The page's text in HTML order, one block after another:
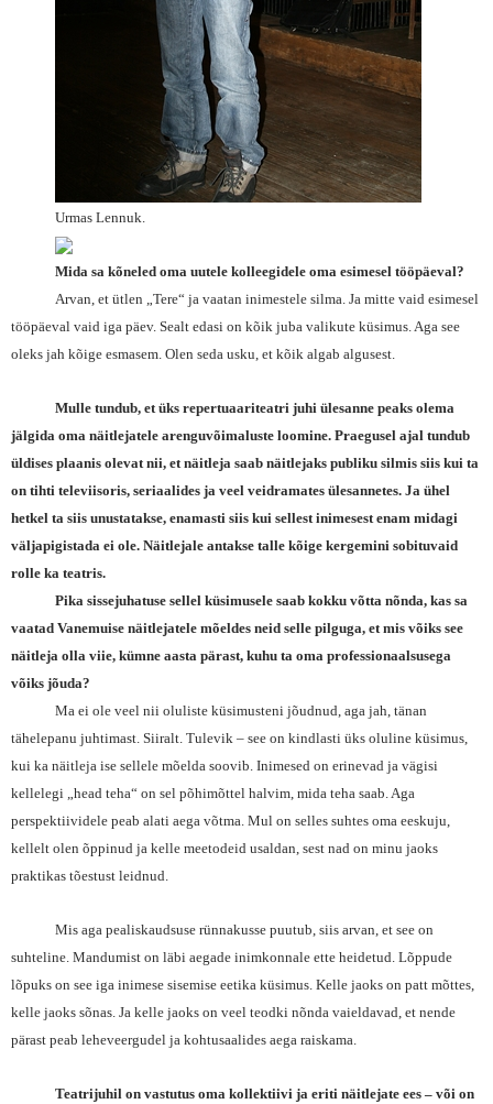
Urmas Lennuk.
Mida sa kõneled oma uutele kolleegidele oma esimesel tööpäeval?
Arvan, et ütlen „Tere“ ja vaatan inimestele silma. Ja mitte vaid esimesel
tööpäeval vaid iga päev. Sealt edasi on kõik juba valikute küsimus. Aga see
oleks jah kõige esmasem. Olen seda usku, et kõik algab algusest.
Mulle tundub, et üks repertuaariteatri juhi ülesanne peaks olema
jälgida oma näitlejatele arenguvõimaluste loomine. Praegusel ajal tundub
üldises plaanis olevat nii, et näitleja saab näitlejaks publiku silmis siis kui ta
on tihti televiisoris, seriaalides ja veel veidramates ülesannetes. Ja ühel
hetkel ta siis unustatakse, enamasti siis kui sellest inimesest enam midagi
väljapigistada ei ole. Näitlejale antakse talle kõige kergemini sobituvaid
rolle ka teatris.
Pika sissejuhatuse sellel küsimusele saab kokku võtta nõnda, kas sa
vaatad Vanemuise näitlejatele mõeldes neid selle pilguga, et mis võiks see
näitleja olla viie, kümne aasta pärast, kuhu ta oma professionaalsusega
võiks jõuda?
Ma ei ole veel nii oluliste küsimusteni jõudnud, aga jah, tänan
tähelepanu juhtimast. Siiralt. Tulevik – see on kindlasti üks oluline küsimus,
kui ka näitleja ise sellele mõelda soovib. Inimesed on erinevad ja vägisi
kellelegi „head teha“ on sel põhimõttel halvim, mida teha saab. Aga
perspektiividele peab alati aega võtma. Mul on selles suhtes oma eeskuju,
kellelt olen õppinud ja kelle meetodeid usaldan, sest nad on minu jaoks
praktikas tõestust leidnud.
Mis aga pealiskaudsuse rünnakusse puutub, siis arvan, et see on
suhteline. Mandumist on läbi aegade inimkonnale ette heidetud. Lõppude
lõpuks on see iga inimese sisemise eetika küsimus. Kelle jaoks on patt mõttes,
kelle jaoks sõnas. Ja kelle jaoks on veel teodki nõnda vaieldavad, et nende
pärast peab leheveergudel ja kohtusaalides aega raiskama.
Teatrijuhil on vastutus oma kollektiivi ja eriti näitlejate ees – või on